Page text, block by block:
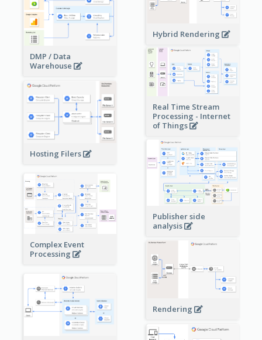
Hybrid Rendering
DMP / Data
Warehouse
Real Time Stream
Processing - Internet
of Things
Hosting Filers
Publisher side
analysis
Complex Event
Processing
Rendering